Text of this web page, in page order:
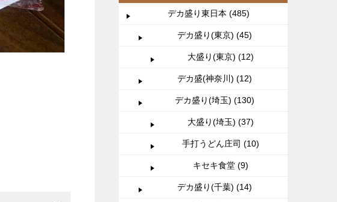
デカ盛り東日本 (485)
デカ盛り(東京) (45)
大盛り(東京) (12)
デカ盛(神奈川) (12)
デカ盛り(埼玉) (130)
大盛り(埼玉) (37)
手打うどん庄司 (10)
キセキ食堂 (9)
デカ盛り(千葉) (14)